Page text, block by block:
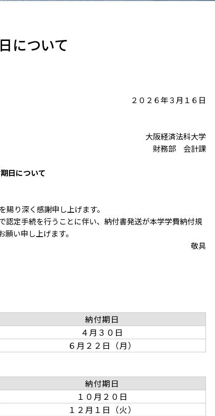
について
２０２６年３月１６日
大阪経済法科大学
財務部 会計課
日について
り深く感謝申し上げます。
定手続を行うことに伴い、納付書発送が本学学費納付規
い申し上げます。
敬具
納付期日
４月３０日
６月２２日（月）
納付期日
１０月２０日
１２月１日（火）